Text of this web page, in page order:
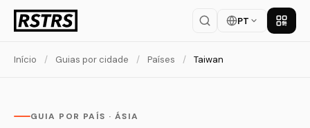
PT Baixar
Início / Guias por cidade / Países / Taiwan
GUIA POR PAÍS · ÁSIA